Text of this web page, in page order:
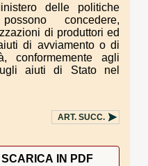
delle politiche
concedere,
di produttori ed
di avviamento o di
conformemente agli
aiuti di Stato nel
ART. SUCC.
SCARICA IN PDF